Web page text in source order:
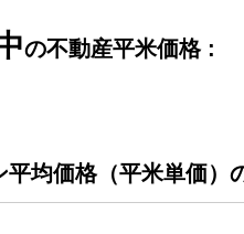
の不動産平米価格 :
平均価格（平米単価）